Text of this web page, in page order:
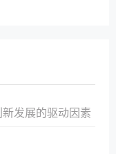
发展的驱动因素